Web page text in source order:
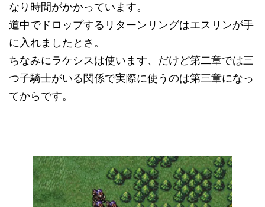
なり時間がかかっています。
道中でドロップするリターンリングはエスリンが手
に入れましたとさ。
ちなみにラケシスは使います、だけど第二章では三
つ子騎士がいる関係で実際に使うのは第三章になっ
てからです。